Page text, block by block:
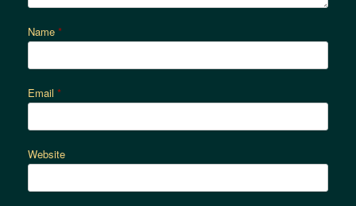
Name *
Email *
Website